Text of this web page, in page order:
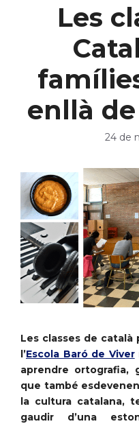
Les
enllà
24 de
Les classes de català
l’Escola Baró de Viver
aprendre ortografia,
que també
la cultura catalana,
gaudir d’una